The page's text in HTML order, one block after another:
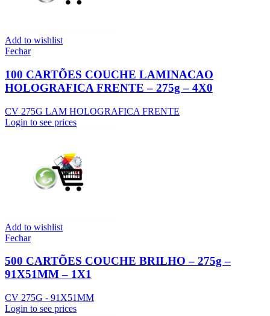
Add to wishlist
Fechar
100 CARTÕES COUCHE LAMINACAO
HOLOGRAFICA FRENTE – 275g – 4X0
CV 275G LAM HOLOGRAFICA FRENTE
Login to see prices
Add to wishlist
Fechar
500 CARTÕES COUCHE BRILHO – 275g –
91X51MM – 1X1
CV 275G - 91X51MM
Login to see prices